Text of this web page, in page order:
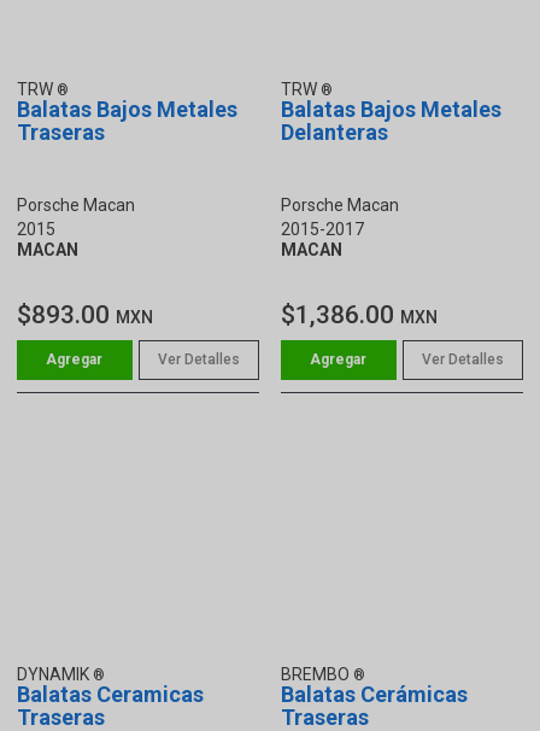
TRW
Balatas Bajos Metales
Traseras
Porsche Macan
2015
MACAN
$893.00 MXN
Ver Detalles
TRW
Balatas Bajos Metales
Delanteras
Porsche Macan
2015-2017
MACAN
$1,386.00 MXN
Ver Detalles
DYNAMIK
Balatas Ceramicas
Traseras
BREMBO
Balatas Cerámicas
Traseras